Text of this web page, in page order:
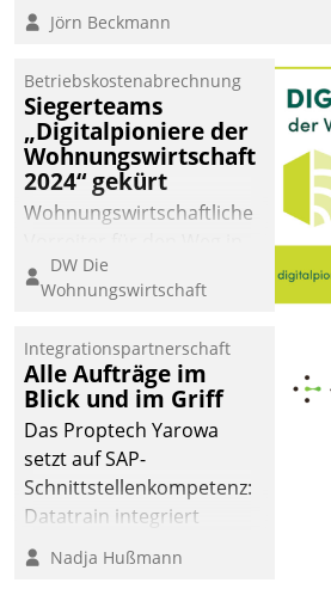
Jörn Beckmann
Betriebskostenabrechnung
Siegerteams
„Digitalpioniere der
Wohnungswirtschaft
2024“ gekürt
Wohnungswirtschaftliche
eine digitale Zukunft zu
finden, ist das Ziel des
der
Wohnungswirtschaft“.
Bewerben können sich
dafür ein Team
bestehend aus
Wohnungsunternehmen
und PropTech.
DW Die
Wohnungswirtschaft
Integrationspartnerschaft
Alle Aufträge im
Blick und im Griff
Das Proptech Yarowa
setzt auf SAP-
Schnittstellenkompetenz:
Datatrain integriert
Yarowas Portal zur
Vergabe und Verwaltung
Nadja Hußmann